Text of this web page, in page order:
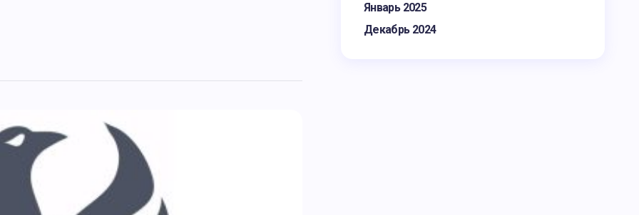
Январь 2025
Декабрь 2024